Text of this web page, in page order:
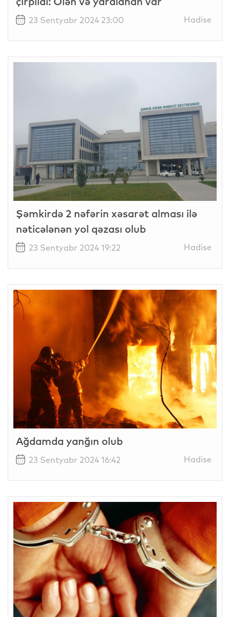
23 Sentyabr 2024 23:00 Hadise
Şəmkirdə 2 nəfərin xəsarət alması ilə
nəticələnən yol qəzası olub
23 Sentyabr 2024 19:22 Hadise
Ağdamda yanğın olub
23 Sentyabr 2024 16:42 Hadise